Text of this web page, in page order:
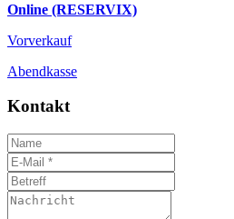
Online (RESERVIX)
Vorverkauf
Abendkasse
Kontakt